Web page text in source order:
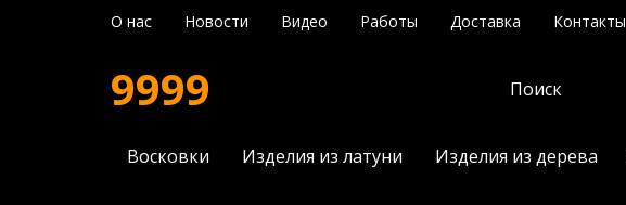
О нас Новости Видео Работы Доставка Контакты
9999
Восковки Изделия из латуни Изделия из дерева